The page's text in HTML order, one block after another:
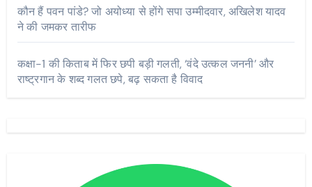
कौन हैं पवन पांडे? जो अयोध्या से होंगे सपा उम्मीदवार, अखिलेश यादव
ने की जमकर तारीफ
कक्षा-1 की किताब में फिर छपी बड़ी गलती, ‘वंदे उत्कल जननी’ और
राष्ट्रगान के शब्द गलत छपे, बढ़ सकता है विवाद